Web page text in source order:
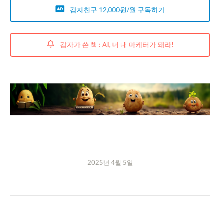
감자친구 12,000원/월 구독하기
감자가 쓴 책 : AI, 너 내 마케터가 돼라!
2025년 4월 5일